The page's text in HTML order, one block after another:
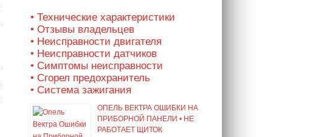
• Технические характеристики
• Отзывы владельцев
• Неисправности двигателя
• Неисправности датчиков
• Симптомы неисправности
• Сгорел предохранитель
• Система зажигания
ОПЕЛЬ ВЕКТРА ОШИБКИ НА
ПРИБОРНОЙ ПАНЕЛИ • НЕ
РАБОТАЕТ ЩИТОК